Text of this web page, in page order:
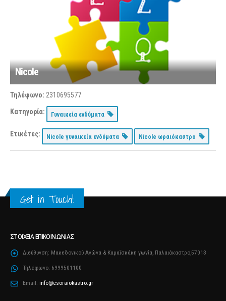
Nicole
Τηλέφωνο: 2310695577
Κατηγορία: Γυναικεία ενδύματα
Ετικέτες: Nicole γυναικεία ενδύματα Nicole ωραιόκαστρο
Get in Touch!
ΣΤΟΙΧΕΊΑ ΕΠΙΚΟΙΝΩΝΊΑΣ
Διεύθυνση: Μακεδονικού Αγώνα & Καραΐσκάκη γωνία, Παλαιόκαστρο,57013
Τηλέφωνο: 6999501100
Email: info@esoraiokastro.gr